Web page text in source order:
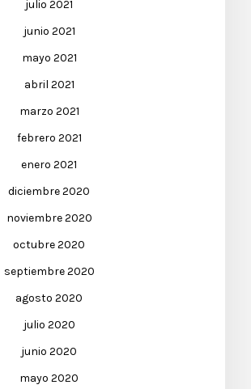
julio 2021
junio 2021
mayo 2021
abril 2021
marzo 2021
febrero 2021
enero 2021
diciembre 2020
noviembre 2020
octubre 2020
septiembre 2020
agosto 2020
julio 2020
junio 2020
mayo 2020